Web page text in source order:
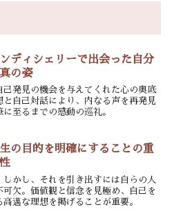
ディシェリーで出会った自分
の姿
発見の機会を与えてくれた心の奥底
自己対話により、内なる声を再発見
至るまでの感動の巡礼。
の目的を明確にすることの重
かし、それを引き出すには自らの人
欠。価値観と信念を見極め、自己を
邁な理想を掲げることが重要。